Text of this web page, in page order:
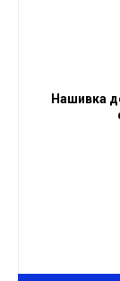
Нашивка